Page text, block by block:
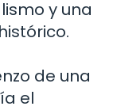
y una
de una
el